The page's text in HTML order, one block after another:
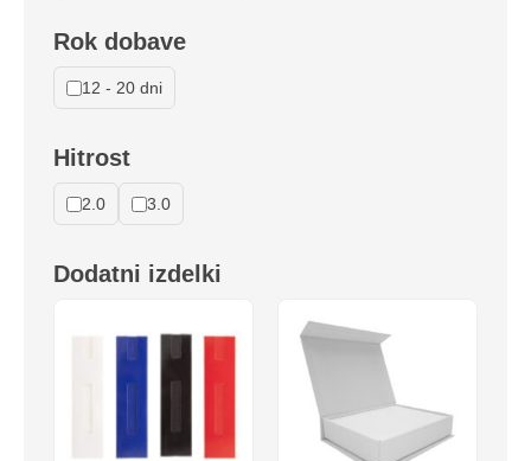
Rok dobave
12 - 20 dni
Hitrost
2.0 3.0
Dodatni izdelki